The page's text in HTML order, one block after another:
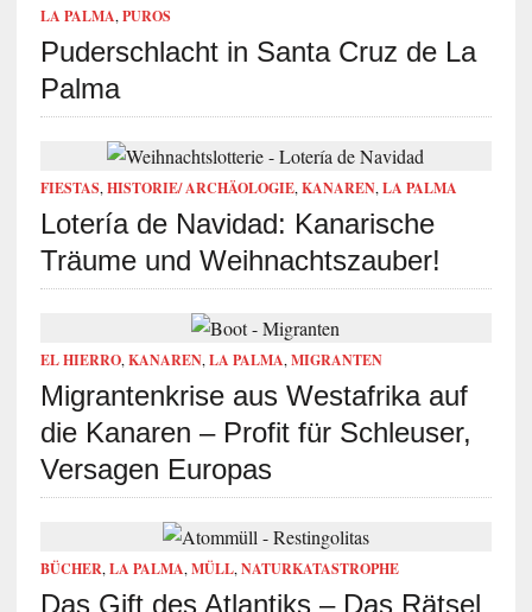
LA PALMA,PUROS
Puderschlacht in Santa Cruz de La
Palma
FIESTAS,HISTORIE/ ARCHÄOLOGIE,KANAREN,LA PALMA
Lotería de Navidad: Kanarische
Träume und Weihnachtszauber!
EL HIERRO,KANAREN,LA PALMA,MIGRANTEN
Migrantenkrise aus Westafrika auf
die Kanaren – Profit für Schleuser,
Versagen Europas
BÜCHER,LA PALMA,MÜLL,NATURKATASTROPHE
Das Gift des Atlantiks – Das Rätsel